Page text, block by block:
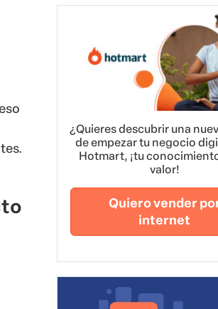
¿Quieres descubrir una
de empezar tu negocio
Hotmart, ¡tu
valor!
Quiero vender
internet